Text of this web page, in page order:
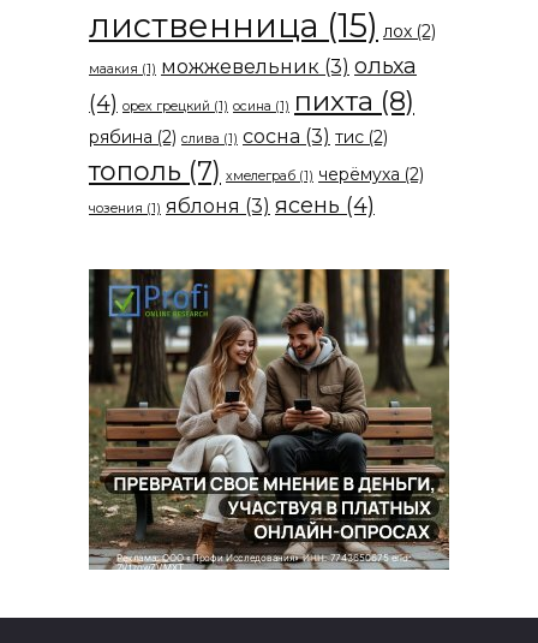
лиственница (15) лох (2)
маакия (1) можжевельник (3) ольха
(4) орех грецкий (1) осина (1) пихта (8)
рябина (2) слива (1) сосна (3) тис (2)
тополь (7) хмелеграб (1) черёмуха (2)
чозения (1) яблоня (3) ясень (4)